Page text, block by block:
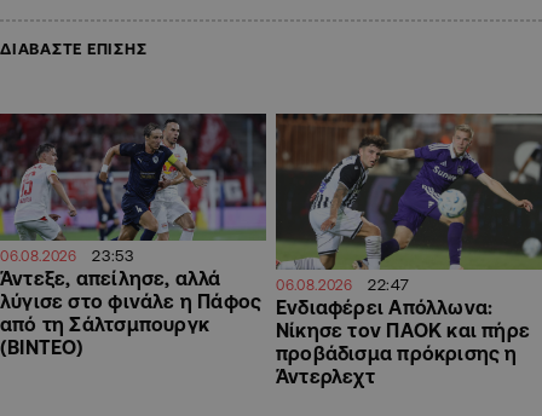
ΔΙΑΒΑΣΤΕ ΕΠΙΣΗΣ
06.08.2026 23:53
Άντεξε, απείλησε, αλλά
λύγισε στο φινάλε η Πάφος
από τη Σάλτσμπουργκ
(BINTEO)
06.08.2026 22:47
Ενδιαφέρει Απόλλωνα:
Νίκησε τον ΠΑΟΚ και πήρε
προβάδισμα πρόκρισης η
Άντερλεχτ